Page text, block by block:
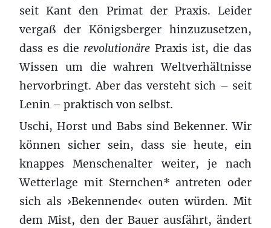
seit Kant den Primat der Praxis. Leider
vergaß der Königsberger hinzuzusetzen,
dass es die revolutionäre Praxis ist, die das
Wissen um die wahren Weltverhältnisse
hervorbringt. Aber das versteht sich – seit
Lenin – praktisch von selbst.
Uschi, Horst und Babs sind Bekenner. Wir
können sicher sein, dass sie heute, ein
knappes Menschenalter weiter, je nach
Wetterlage mit Sternchen* antreten oder
sich als ›Bekennende‹ outen würden. Mit
dem Mist, den der Bauer ausfährt, ändert